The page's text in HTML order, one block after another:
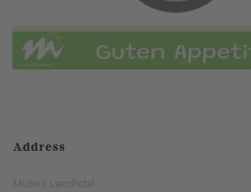
Address
Müllers Landhotel